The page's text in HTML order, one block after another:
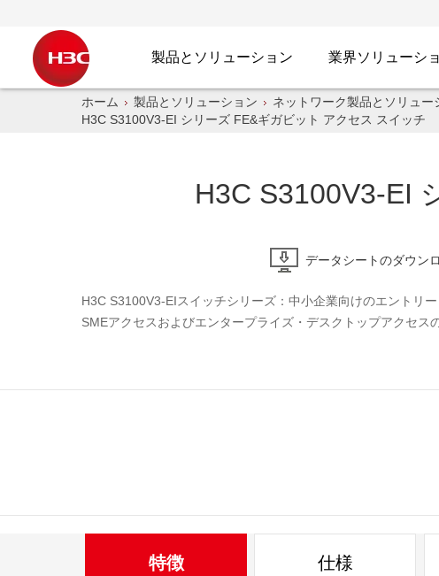
製品とソリューション 業界ソリューシ
ホーム 製品とソリューション ネットワーク製品とソリュー
H3C S3100V3-EI シリーズ FE&ギガビット アクセス スイッチ
H3C S3100V3-EI
データシートのダウン
H3C S3100V3-EIスイッチシリーズ：中小企業向けのエントリ
SMEアクセスおよびエンタープライズ・デスクトップアクセス
S3100V3-18TP-EI：8×10 / 100BASE-TXポート、8×10/100
S3100V3-28TP-EI：16×10 / 100BASE-TXポート、8×10/
特徴 仕様